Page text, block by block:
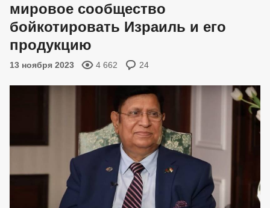
мировое сообщество
бойкотировать Израиль и его
продукцию
13 ноября 2023 4 662 24